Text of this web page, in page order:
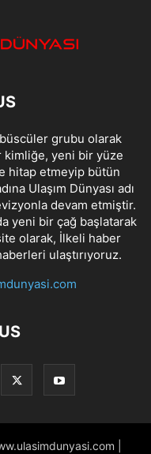
grubu olarak
kimliğe, yeni bir yüze
hitap etmeyip bütün
Ulaşım Dünyası adı
devam etmiştir.
yeni bir çağ başlatarak
olarak, İlkeli haber
ulaştırıyoruz.
|